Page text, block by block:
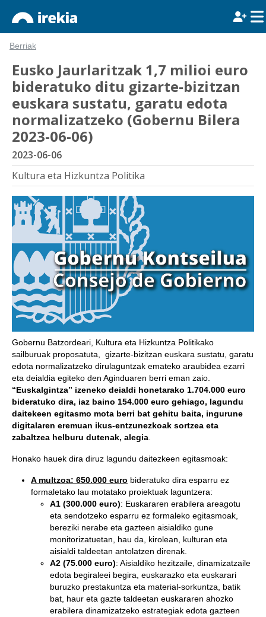
Berriak
Eusko Jaurlaritzak 1,7 milioi euro
bideratuko ditu gizarte-bizitzan
euskara sustatu, garatu edota
normalizatzeko (Gobernu Bilera
2023-06-06)
2023-06-06
Kultura eta Hizkuntza Politika
Gobernu Batzordeari, Kultura eta Hizkuntza Politikako
sailburuak proposatuta, gizarte-bizitzan euskara sustatu, garatu
edota normalizatzeko dirulaguntzak emateko araubidea ezarri
eta deialdia egiteko den Aginduaren berri eman zaio.
“Euskalgintza” izeneko deialdi honetarako 1.704.000 euro
bideratuko dira, iaz baino 154.000 euro gehiago, lagundu
daitekeen egitasmo mota berri bat gehitu baita, ingurune
digitalaren eremuan ikus-entzunezkoak sortzea eta
zabaltzea helburu dutenak, alegia
Honako hauek dira diruz lagundu daitezkeen egitasmoak:
A multzoa: 650.000 euro bideratuko dira esparru ez
formaletako lau motatako proiektuak laguntzera:
A1 (300.000 euro): Euskararen erabilera areagotu
eta sendotzeko esparru ez formaleko egitasmoak,
bereziki nerabe eta gazteen aisialdiko gune
monitorizatuetan, hau da, kirolean, kulturan eta
aisialdi taldeetan antolatzen direnak.
A2 (75.000 euro): Aisialdiko hezitzaile, dinamizatzaile
edota begiraleei begira, euskarazko eta euskarari
buruzko prestakuntza eta material-sorkuntza, batik
bat, haur eta gazte taldeetan euskararen ahozko
erabilera dinamizatzeko estrategiak edota gazteen